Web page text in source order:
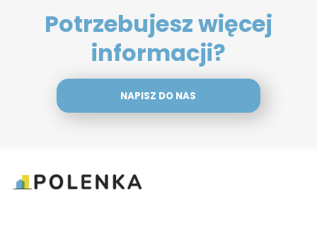
Potrzebujesz więcej
informacji?
NAPISZ DO NAS